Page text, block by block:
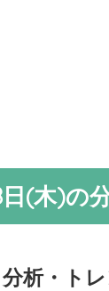
(木)の
析・ト